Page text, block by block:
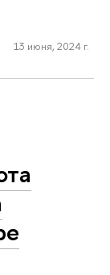
13 июня, 2024 г.